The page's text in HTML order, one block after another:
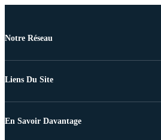
Notre Réseau
Liens Du Site
En Savoir Davantage